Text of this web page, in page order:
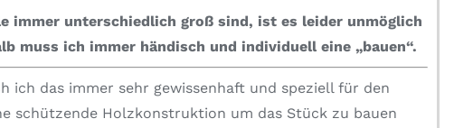
immer unterschiedlich groß sind, ist es leider unmöglich
muss ich immer händisch und individuell eine „bauen“.
ich das immer sehr gewissenhaft und speziell für den
schützende Holzkonstruktion um das Stück zu bauen